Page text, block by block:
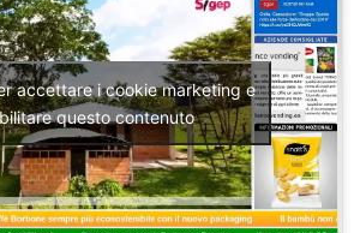
accettare i cookie marketing e
questo contenuto